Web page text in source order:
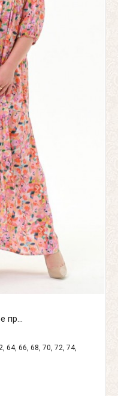
пр...
64, 66, 68, 70, 72, 74,